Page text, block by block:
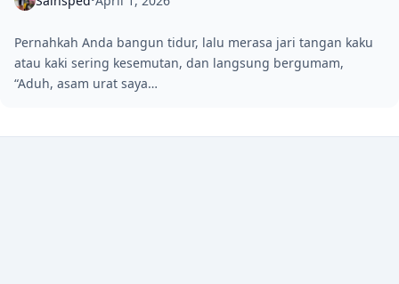
Pernahkah Anda bangun tidur, lalu merasa jari tangan kaku
atau kaki sering kesemutan, dan langsung bergumam,
“Aduh, asam urat saya…